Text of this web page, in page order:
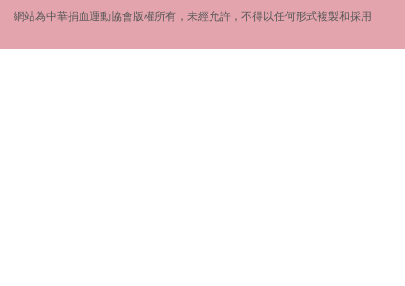
網站為中華捐血運動協會版權所有，未經允許，不得以任何形式複製和採用